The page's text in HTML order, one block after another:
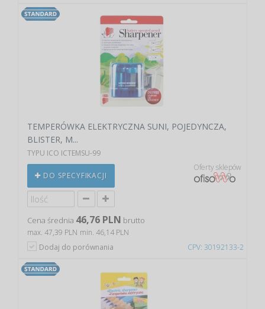
CPV: 30192133-2
TEMPERÓWKA ELEKTRYCZNA SUNI, POJEDYNCZA,
BLISTER, M...
TYPU ICO ICTEMSU-99
DO SPECYFIKACJI
Oferty sklepów
Cena średnia 46,76 PLN brutto
max. 47,39 PLN min. 46,14 PLN
Dodaj do porównania